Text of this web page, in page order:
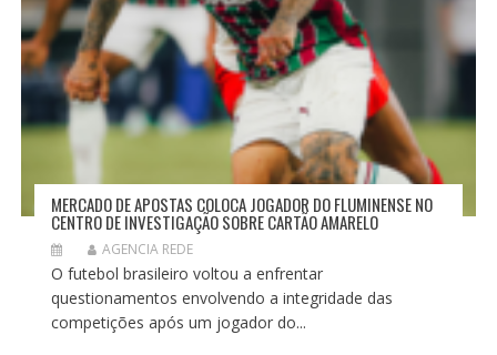
MERCADO DE APOSTAS COLOCA JOGADOR DO FLUMINENSE NO
CENTRO DE INVESTIGAÇÃO SOBRE CARTÃO AMARELO
AGENCIA REDE
O futebol brasileiro voltou a enfrentar
questionamentos envolvendo a integridade das
competições após um jogador do...